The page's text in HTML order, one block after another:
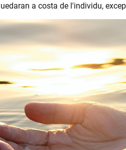
a costa de l'individu,